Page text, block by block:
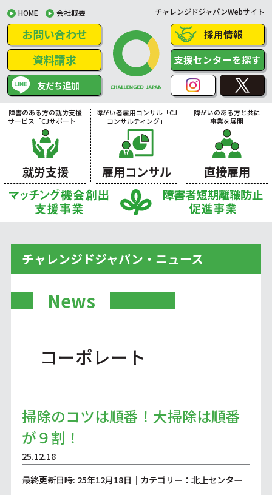
HOME 会社概要 チャレンジドジャパンWebサイト
お問い合わせ
資料請求
友だち追加
採用情報
支援センターを探す
障害のある方の就労支援
サービス「CJサポート」
就労支援
障がい者雇用コンサル「CJ
コンサルティング」
雇用コンサル
障がいのある方と共に
事業を展開
直接雇用
チャレンジドジャパン・ニュース
News
コーポレート
掃除のコツは順番！大掃除は順番
が９割！
25.12.18
最終更新日時: 25年12月18日｜カテゴリー：北上センター